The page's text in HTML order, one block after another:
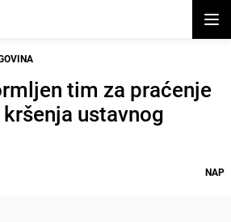
tim za praćenje
ustavnog
NAP